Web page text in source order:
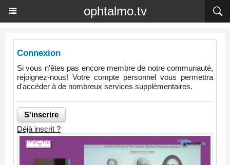
ophtalmo.tv
Connexion
Si vous n'êtes pas encore membre de notre communauté,
rejoignez-nous! Votre compte personnel vous permettra
d'accéder à de nombreux services supplémentaires.
Déjà inscrit ?